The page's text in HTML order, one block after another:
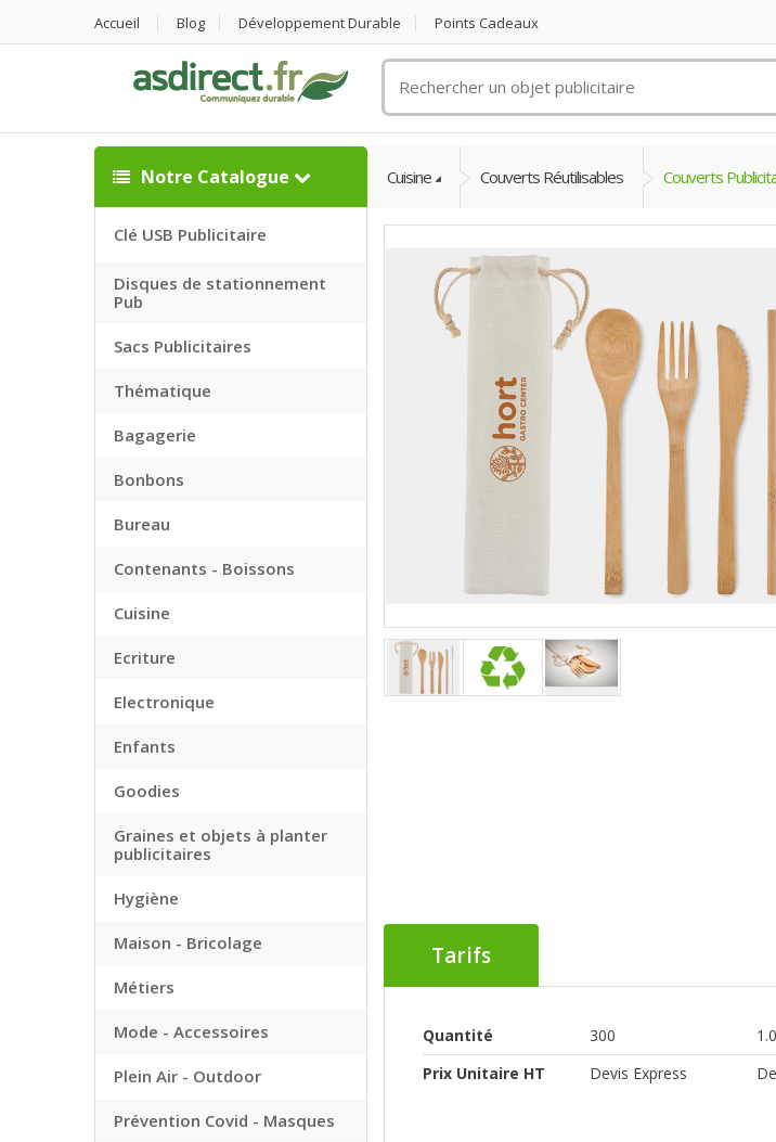
Accueil Blog Développement Durable Points Cadeaux
un
objet
publicitaire
Notre Catalogue
Clé USB Publicitaire
Disques de stationnement
Pub
Sacs Publicitaires
Thématique
Bagagerie
Bonbons
Bureau
Contenants - Boissons
Cuisine
Ecriture
Electronique
Enfants
Goodies
Graines et objets à planter
publicitaires
Hygiène
Maison - Bricolage
Métiers
Mode - Accessoires
Plein Air - Outdoor
Prévention Covid - Masques
Cuisine Couverts Réutilisables Couverts
Tarifs
Quantité 300
Prix Unitaire HT
Devis Express